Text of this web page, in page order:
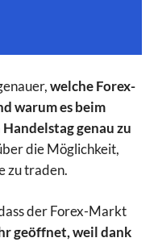
welche Forex-
warum es beim
genau zu
die Möglichkeit,
zu traden.
der Forex-Markt
geöffnet, weil dank